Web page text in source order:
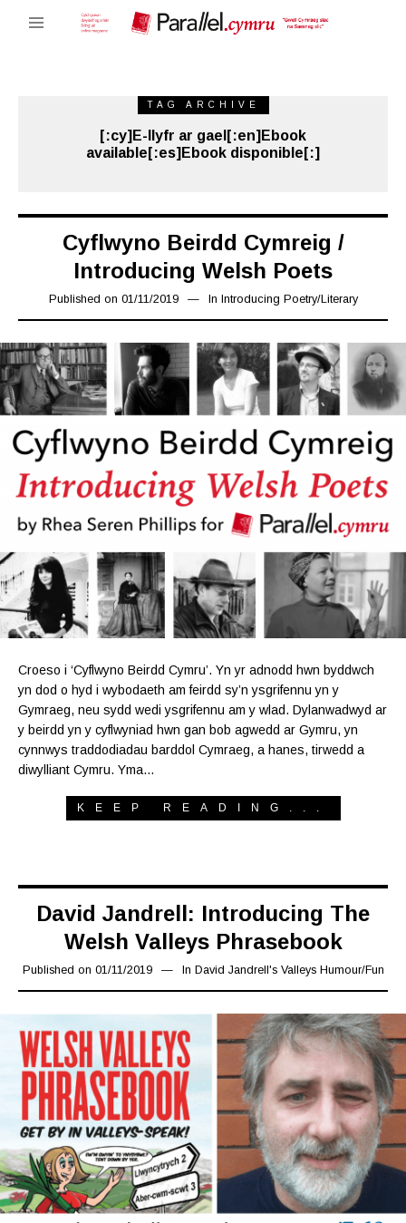
TAG ARCHIVE
[:cy]E-llyfr ar gael[:en]Ebook
available[:es]Ebook disponible[:]
Cyflwyno Beirdd Cymreig /
Introducing Welsh Poets
Published on 01/11/201908/11/2019
In Introducing Poetry/Literary
Croeso i ‘Cyflwyno Beirdd Cymru’. Yn yr adnodd hwn byddwch
yn dod o hyd i wybodaeth am feirdd sy’n ysgrifennu yn y
Gymraeg, neu sydd wedi ysgrifennu am y wlad. Dylanwadwyd ar
y beirdd yn y cyflwyniad hwn gan bob agwedd ar Gymru, yn
cynnwys traddodiadau barddol Cymraeg, a hanes, tirwedd a
diwylliant Cymru. Yma…
KEEP READING...
David Jandrell: Introducing The
Welsh Valleys Phrasebook
Published on 01/11/201908/11/2019
In David Jandrell's Valleys Humour/Fun